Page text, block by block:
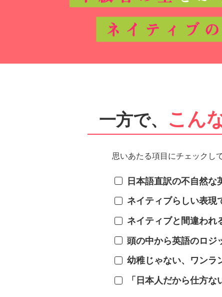
一方で、 こん
思いあたる項目にチェックし
日本語直訳の不自然な
ネイティブらしい表現
ネイティブと間違われ
頭の中から英語のロジ
幼稚じゃない、ワンラ
「日本人だから仕方